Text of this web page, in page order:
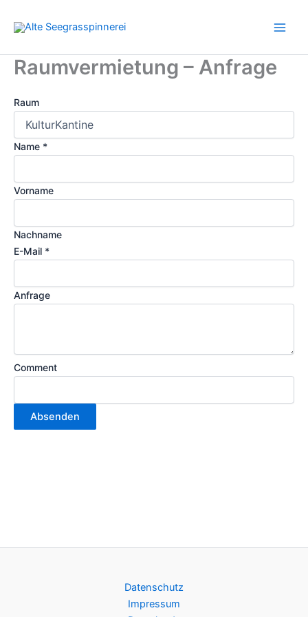
Inhalt
Raumvermietung – Anfrage
Raum
Name *
Vorname
Nachname
E-Mail *
Anfrage
Comment
Absenden
Datenschutz
Impressum